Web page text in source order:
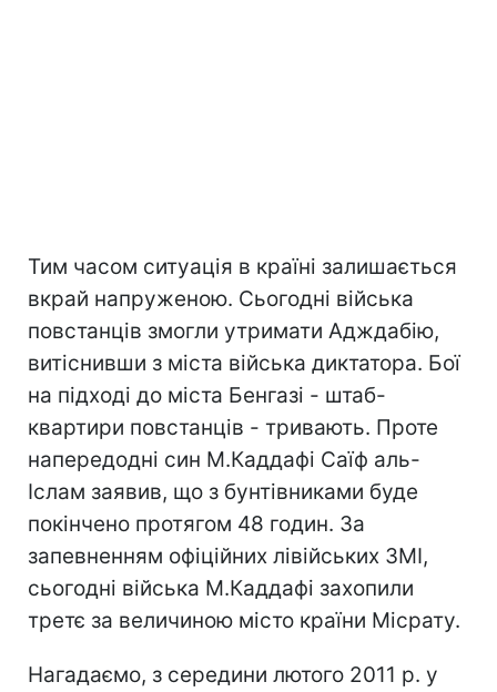
Тим часом ситуація в країні залишається
вкрай напруженою. Сьогодні війська
повстанців змогли утримати Адждабію,
витіснивши з міста війська диктатора. Бої
на підході до міста Бенгазі - штаб-
квартири повстанців - тривають. Проте
напередодні син М.Каддафі Саїф аль-
Іслам заявив, що з бунтівниками буде
покінчено протягом 48 годин. За
запевненням офіційних лівійських ЗМІ,
сьогодні війська М.Каддафі захопили
третє за величиною місто країни Місрату.
Нагадаємо, з середини лютого 2011 р. у